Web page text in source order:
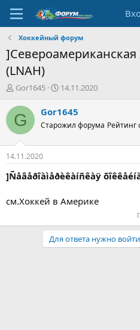
Хоккейный форум
]Североамериканская
(LNAH)
А
т
о
т
е
м
ы
Gor1645
Д
т
н
а
л
14.11.2020
G Gor1645
Старожил форума Рейтинг
14.11.2020
]Ñåâåðîàìåðèêàíñêàÿ
см.Хоккей в Америке
Для ответа нужно